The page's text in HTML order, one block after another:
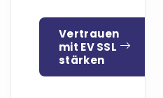
Vertrauen
mit EV SSL
stärken